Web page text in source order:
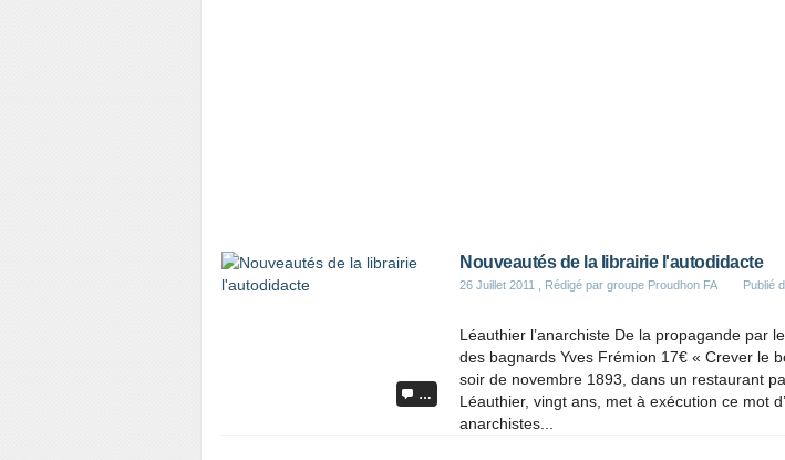
…
Nouveautés de la librairie l'autodidacte
26 Juillet 2011 , Rédigé par groupe Proudhon FA Publié
Léauthier l’anarchiste De la propagande par
des bagnards Yves Frémion 17€ « Crever le
soir de novembre 1893, dans un restaurant
Léauthier, vingt ans, met à exécution ce mot
anarchistes...